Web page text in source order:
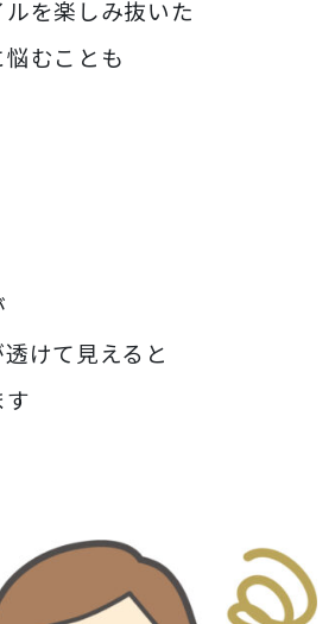
を楽しみ抜いた
むことも
けて見えると